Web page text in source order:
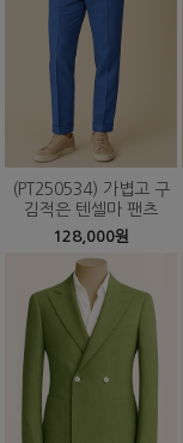
(PT250534) 가볍고 구
김적은 텐셀마 팬츠
128,000원